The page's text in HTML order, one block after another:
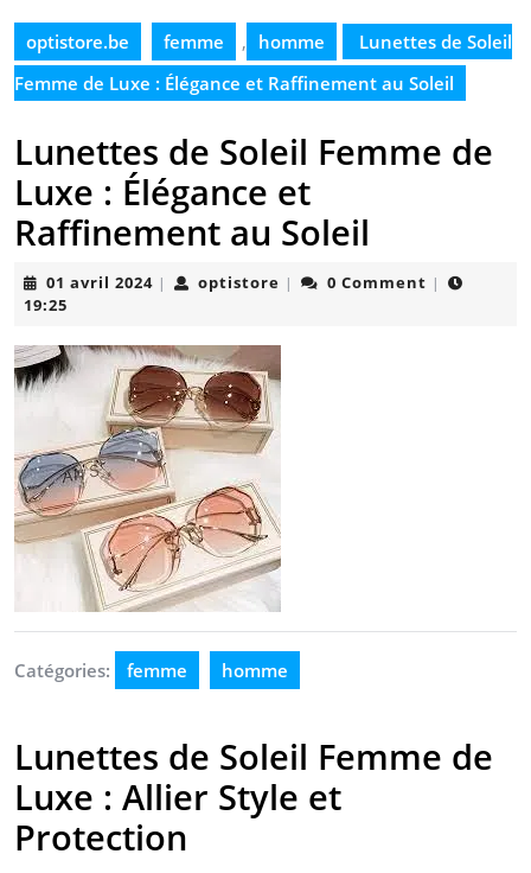
optistore.be femme , homme
Lunettes de Soleil
Femme de Luxe : Élégance et Raffinement au Soleil
Lunettes de Soleil Femme de
Luxe : Élégance et
Raffinement au Soleil
01 avril 202401| optistore optistore
| 0 Comment |
19:25
Catégories: femme homme
Lunettes de Soleil Femme de
Luxe : Allier Style et
Protection